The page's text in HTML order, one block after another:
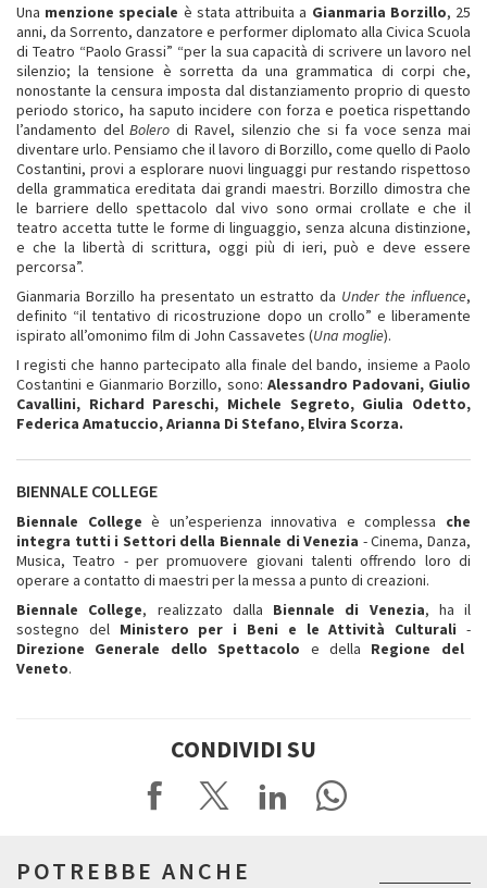
Una menzione speciale è stata attribuita a Gianmaria Borzillo, 25
anni, da Sorrento, danzatore e performer diplomato alla Civica Scuola
di Teatro “Paolo Grassi” “per la sua capacità di scrivere un lavoro nel
silenzio; la tensione è sorretta da una grammatica di corpi che,
nonostante la censura imposta dal distanziamento proprio di questo
periodo storico, ha saputo incidere con forza e poetica rispettando
l’andamento delBolero di Ravel, silenzio che si fa voce senza mai
diventare urlo. Pensiamo che il lavoro di Borzillo, come quello di Paolo
Costantini, provi a esplorare nuovi linguaggi pur restando rispettoso
della grammatica ereditata dai grandi maestri. Borzillo dimostra che
le barriere dello spettacolo dal vivo sono ormai crollate e che il
teatro accetta tutte le forme di linguaggio, senza alcuna distinzione,
e che la libertà di scrittura, oggi più di ieri, può e deve essere
percorsa”.
Gianmaria Borzillo ha presentato un estratto da Under the influence,
definito “il tentativo di ricostruzione dopo un crollo” e liberamente
ispirato all’omonimo film di John Cassavetes (Una moglie).
I registi che hanno partecipato alla finale del bando, insieme a Paolo
Costantini e Gianmario Borzillo, sono: Alessandro Padovani, Giulio
Cavallini, Richard Pareschi, Michele Segreto, Giulia Odetto,
Federica Amatuccio, Arianna Di Stefano, Elvira Scorza.
BIENNALE COLLEGE
Biennale College è un’esperienza innovativa e complessa che
integra tutti i Settori della Biennale di Venezia - Cinema, Danza,
Musica, Teatro - per promuovere giovani talenti offrendo loro di
operare a contatto di maestri per la messa a punto di creazioni.
Biennale College, realizzato dalla Biennale di Venezia, ha il
sostegno del Ministero per i Beni e le Attività Culturali-
Direzione Generale dello Spettacolo e della Regione del
Veneto.
CONDIVIDI SU
POTREBBE ANCHE